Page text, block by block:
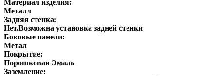
Материал изделия:
Металл
Задняя стенка:
Нет.Возможна установка задней стенки
Боковые панели:
Метал
Покрытие:
Порошковая Эмаль
Заземление: